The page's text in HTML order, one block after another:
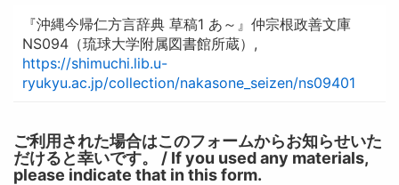
『沖縄今帰仁方言辞典 草稿1 あ～』仲宗根政善文庫
NS094（琉球大学附属図書館所蔵）,
https://shimuchi.lib.u-
ryukyu.ac.jp/collection/nakasone_seizen/ns09401
ご利用された場合はこのフォームからお知らせいた
だけると幸いです。 / If you used any materials,
please indicate that in this form.